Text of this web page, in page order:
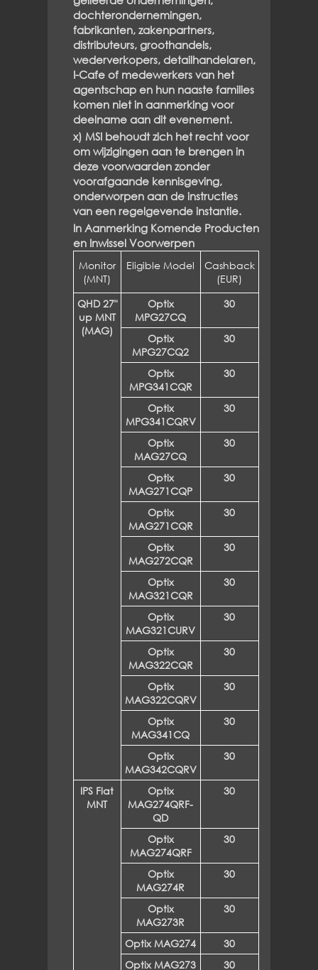
dochterondernemingen,
fabrikanten, zakenpartners,
distributeurs, groothandels,
wederverkopers, detailhandelaren,
I-Cafe of medewerkers van het
agentschap en hun naaste families
komen niet in aanmerking voor
deelname aan dit evenement.
x) MSI behoudt zich het recht voor
om wijzigingen aan te brengen in
deze voorwaarden zonder
voorafgaande kennisgeving,
onderworpen aan de instructies
van een regelgevende instantie.
In Aanmerking Komende Producten
en Inwissel Voorwerpen
Monitor
(MNT)
Eligible Model
Cashback
(EUR)
QHD 27"
up MNT
(MAG)
Optix
MPG27CQ
30
Optix
MPG27CQ2
30
Optix
MPG341CQR
30
Optix
MPG341CQRV
30
Optix
MAG27CQ
30
Optix
MAG271CQP
30
Optix
MAG271CQR
30
Optix
MAG272CQR
30
Optix
MAG321CQR
30
Optix
MAG321CURV
30
Optix
MAG322CQR
30
Optix
MAG322CQRV
30
Optix
MAG341CQ
30
Optix
MAG342CQRV
30
IPS Flat
MNT
Optix
MAG274QRF-
QD
30
Optix
MAG274QRF
30
Optix
MAG274R
30
Optix
MAG273R
30
Optix MAG274
30
Optix MAG273
30